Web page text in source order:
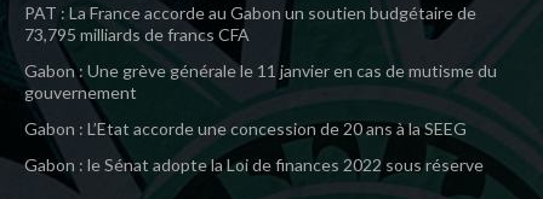
PAT : La France accorde au Gabon un soutien budgétaire de
73,795 milliards de francs CFA
Gabon : Une grève générale le 11 janvier en cas de mutisme du
gouvernement
Gabon : L’Etat accorde une concession de 20 ans à la SEEG
Gabon : le Sénat adopte la Loi de finances 2022 sous réserve